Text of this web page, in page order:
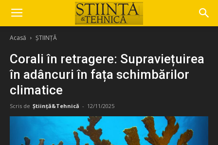
Acasă ȘTIINȚĂ
Corali în retragere: Supraviețuirea
în adâncuri în fața schimbărilor
climatice
Scris de Știință&Tehnică - 12/11/2025